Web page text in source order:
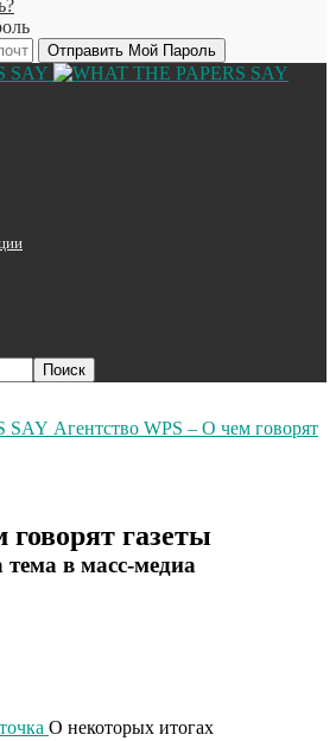
Агентство WPS – О чем говорят
газеты
в масс-медиа
О некоторых итогах